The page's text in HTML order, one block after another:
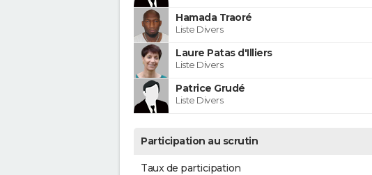
Hamada Traoré
Liste Divers
Laure Patas d'Illiers
Liste Divers
Patrice Grudé
Liste Divers
Participation au scrutin
Taux de participation